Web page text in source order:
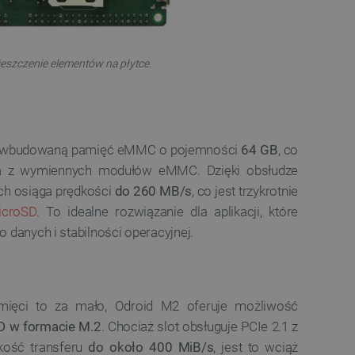
elementów na płytce.
pamięć eMMC o pojemności 64 GB, co
wymiennych modułów eMMC. Dzięki obsłudze
osiąga prędkości do 260 MB/s, co jest trzykrotnie
. To idealne rozwiązanie dla aplikacji, które
danych i stabilności operacyjnej.
to za mało, Odroid M2 oferuje możliwość
w formacie M.2 . Chociaż slot obsługuje PCIe 2.1 z
transferu do około 400 MiB/s, jest to wciąż
sprzedaży w Google
o sesji
ponieważ
raportów na temat
wyświetlania
do przechowywania zgody
z wymogami
na niektóre kategorie
do przechowywania
w celu zwiększenia
strony internetowej,
Jest to konieczne,
osoby